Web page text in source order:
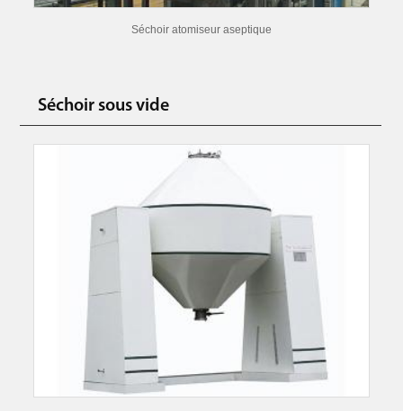
Séchoir atomiseur aseptique
Séchoir sous vide